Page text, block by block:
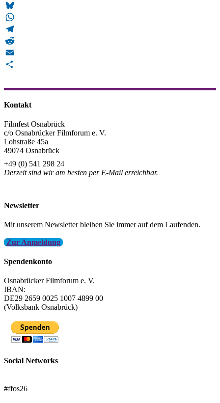
Facebook
Bluesky
WhatsApp
Telegram
Reddit
Email
Kontakt
Filmfest Osnabrück
c/o Osnabrücker Filmforum e. V.
Lohstraße 45a
49074 Osnabrück
+49 (0) 541 298 24
Derzeit sind wir am besten per E-Mail erreichbar.
Newsletter
Mit unserem Newsletter bleiben Sie immer auf dem Laufenden.
Zur Anmeldung
Spendenkonto
Osnabrücker Filmforum e. V.
IBAN:
DE29 2659 0025 1007 4899 00
(Volksbank Osnabrück)
Social Networks
#ffos26